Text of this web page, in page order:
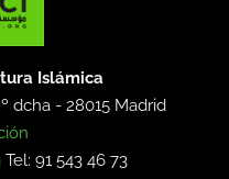
Islámica
dcha -28015 Madrid
Tel: 91 543 46 73